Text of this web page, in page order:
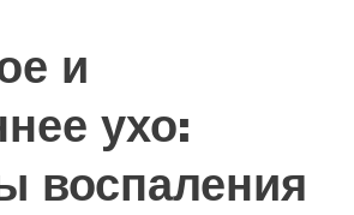
и
ухо:
воспаления